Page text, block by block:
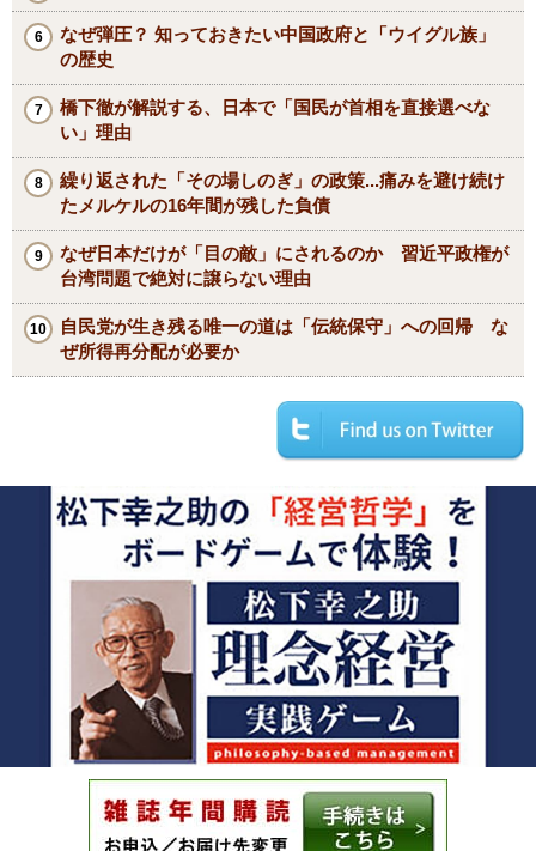
なぜ弾圧？ 知っておきたい中国政府と「ウイグル族」
の歴史
橋下徹が解説する、日本で「国民が首相を直接選べな
い」理由
繰り返された「その場しのぎ」の政策...痛みを避け続け
たメルケルの16年間が残した負債
なぜ日本だけが「目の敵」にされるのか 習近平政権が
台湾問題で絶対に譲らない理由
自民党が生き残る唯一の道は「伝統保守」への回帰 な
ぜ所得再分配が必要か